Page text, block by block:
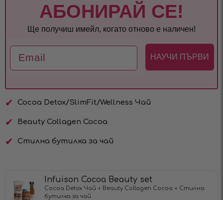
АБОНИРАЙ СЕ!
Ще получиш имейл, когато отново е наличен!
Email
НАУЧИ ПЪРВИ
Cocoa Detox/SlimFit/Wellness Чай
Beauty Collagen Cocoa
Стилна бутилка за чай
Infuison Cocoa Beauty set
Cocoa Detox Чай + Beauty Collagen Cocoa + Стилна
бутилка за чай